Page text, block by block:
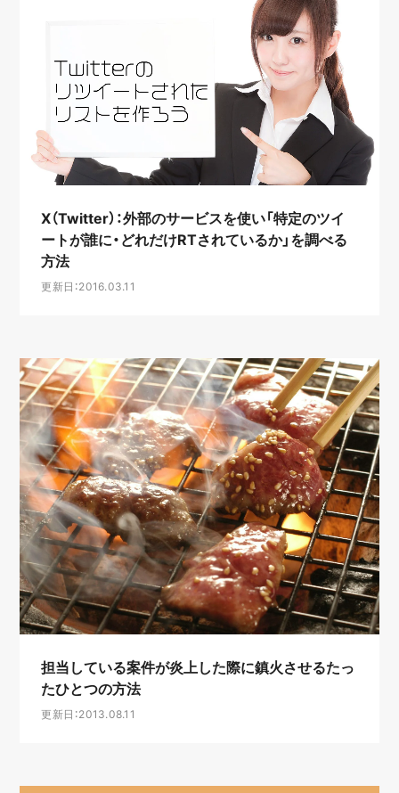
X（Twitter）：外部のサービスを使い「特定のツイ
ートが誰に・どれだけRTされているか」を調べる
方法
更新日：2016.03.11
担当している案件が炎上した際に鎮火させるたっ
たひとつの方法
更新日：2013.08.11